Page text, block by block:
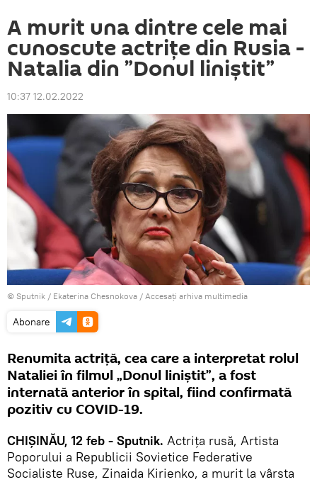
A murit una dintre cele mai
cunoscute actrițe din Rusia -
Natalia din ”Donul liniștit”
10:37 12.02.2022
© Sputnik / Ekaterina Chesnokova / Accesați arhiva multimedia
Abonare
Renumita actriță, cea care a interpretat rolul
Nataliei în filmul „Donul liniștit”, a fost
internată anterior în spital, fiind confirmată
pozitiv cu COVID-19.
CHIȘINĂU, 12 feb - Sputnik. Actrița rusă, Artista
Poporului a Republicii Sovietice Federative
Socialiste Ruse, Zinaida Kirienko, a murit la vârsta